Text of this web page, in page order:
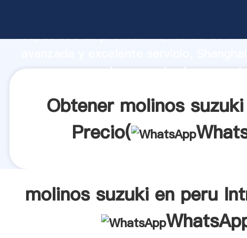
capacidad de producción, fuerza de
en peru proveedor crea el valor y
Obtener molinos
Precio(
molinos suzuki en peru